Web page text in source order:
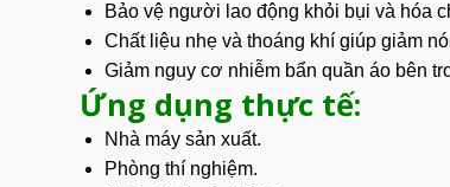
Bảo vệ người lao động khỏi bụi và hóa
Chất liệu nhẹ và thoáng khí giúp giảm
Giảm nguy cơ nhiễm bẩn quần áo bên
Ứng dụng thực tế:
Nhà máy sản xuất.
Phòng thí nghiệm.